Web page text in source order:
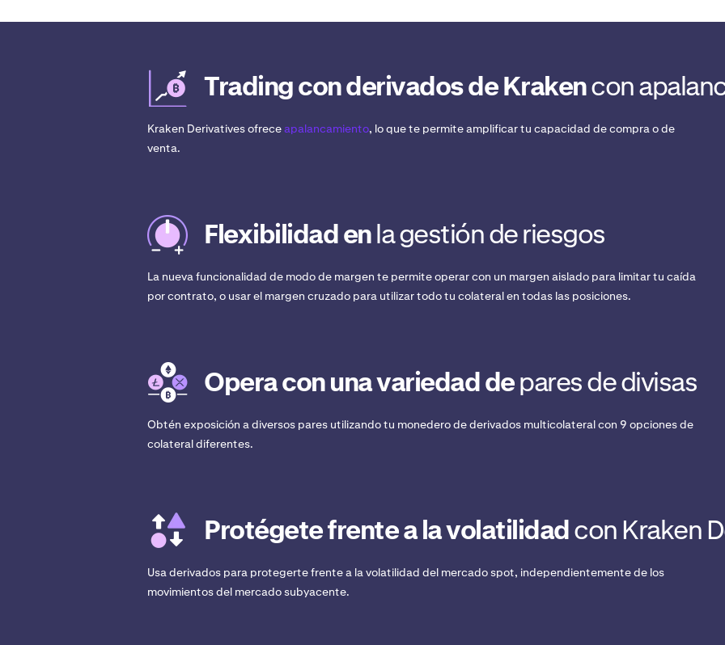
Trading con derivados de Krakencon
Kraken Derivatives ofreceapalancamiento, lo que te permite amplificar tu capacidad de compra o de
venta.
Flexibilidad enla gestión de riesgos
La nueva funcionalidad de modo de margen te permite operar con un margen aislado para limitar tu caída
por contrato, o usar el margen cruzado para utilizar todo tu colateral en todas las posiciones.
Opera con una variedad depares de divisas
Obtén exposición a diversos pares utilizando tu monedero de derivados multicolateral con 9 opciones de
colateral diferentes.
Protégete frente a la volatilidadcon Kraken
Usa derivados para protegerte frente a la volatilidad del mercado spot, independientemente de los
movimientos del mercado subyacente.